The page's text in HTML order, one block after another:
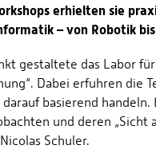
erhielten sie
– von Robotik
gestaltete das Labor
Dabei erfuhren die
basierend
und deren
Schuler.